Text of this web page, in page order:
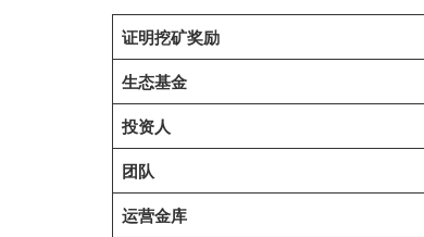
证明挖矿奖励
生态基金
投资人
团队
运营金库